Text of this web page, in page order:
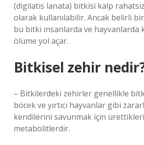
(digilatis lanata) bitkisi kalp
olarak kullanılabilir. Ancak belirli
bu bitki insanlarda ve hayvanlarda
ölüme yol açar.
Bitkisel zehir
– Bitkilerdeki zehirler genellikle
böcek ve yırtıcı hayvanlar gibi
kendilerini savunmak için
metabolitlerdir.